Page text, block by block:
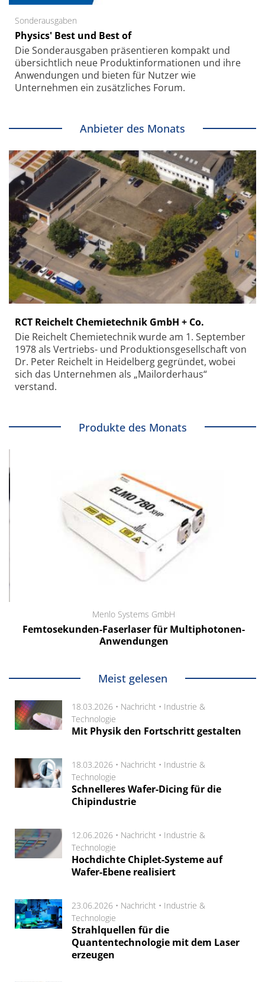
Sonderausgaben
Physics' Best und Best of
Die Sonder­ausgaben präsentieren kompakt und
übersichtlich neue Produkt­informationen und ihre
Anwendungen und bieten für Nutzer wie
Unternehmen ein zusätzliches Forum.
Anbieter des Monats
RCT Reichelt Chemietechnik GmbH + Co.
Die Reichelt Chemietechnik wurde am 1. September
1978 als Vertriebs- und Produktionsgesellschaft von
Dr. Peter Reichelt in Heidelberg gegründet, wobei
sich das Unternehmen als „Mailorderhaus“
verstand.
Produkte des Monats
Menlo Systems GmbH
Femtosekunden-Faserlaser für Multiphotonen-
Anwendungen
Meist gelesen
18.03.2026 • Nachricht • Industrie &
Technologie
Mit Physik den Fortschritt gestalten
18.03.2026 • Nachricht • Industrie &
Technologie
Schnelleres Wafer-Dicing für die
Chipindustrie
12.06.2026 • Nachricht • Industrie &
Technologie
Hochdichte Chiplet-Systeme auf
Wafer-Ebene realisiert
23.06.2026 • Nachricht • Industrie &
Technologie
Strahlquellen für die
Quantentechnologie mit dem Laser
erzeugen